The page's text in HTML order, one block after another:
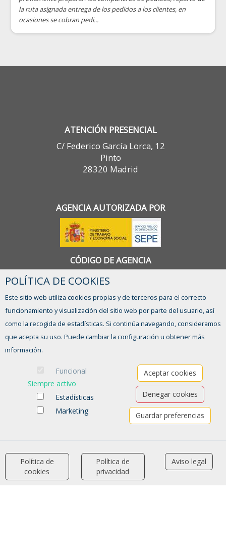
la ruta asignada entrega de los pedidos a los clientes, en
ocasiones se cobran pedi...
ATENCIÓN PRESENCIAL
C/ Federico García Lorca, 12
Pinto
28320 Madrid
AGENCIA AUTORIZADA POR
CÓDIGO DE AGENCIA
1300000090
CONTACTO
agenciacolocacion@ayto-pinto.es
912 483 800 ext. 3441, 3421
FORMULARIO DE CONTACTO
POLÍTICA DE COOKIES
Este sitio web utiliza cookies propias y de terceros para el correcto
funcionamiento y visualización del sitio web por parte del usuario, así
como la recogida de estadísticas. Si continúa navegando, consideramos
que acepta su uso. Puede cambiar la configuración u obtener más
información.
Funcional
Siempre activo
Estadísticas
Marketing
Aceptar cookies
Denegar cookies
Guardar preferencias
Política de
cookies
Política de
privacidad
Aviso legal